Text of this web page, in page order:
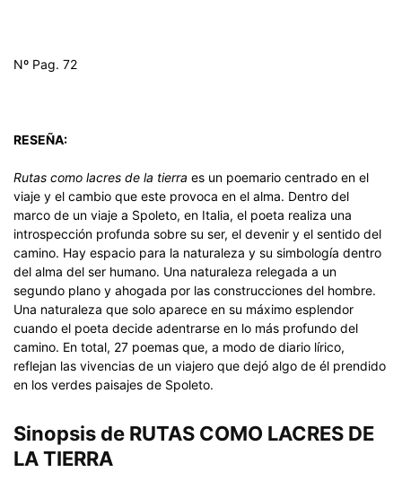
Nº Pag. 72
RESEÑA:
Rutas como lacres de la tierra es un poemario centrado en el
viaje y el cambio que este provoca en el alma. Dentro del
marco de un viaje a Spoleto, en Italia, el poeta realiza una
introspección profunda sobre su ser, el devenir y el sentido del
camino. Hay espacio para la naturaleza y su simbología dentro
del alma del ser humano. Una naturaleza relegada a un
segundo plano y ahogada por las construcciones del hombre.
Una naturaleza que solo aparece en su máximo esplendor
cuando el poeta decide adentrarse en lo más profundo del
camino. En total, 27 poemas que, a modo de diario lírico,
reflejan las vivencias de un viajero que dejó algo de él prendido
en los verdes paisajes de Spoleto.
Sinopsis de RUTAS COMO LACRES DE
LA TIERRA